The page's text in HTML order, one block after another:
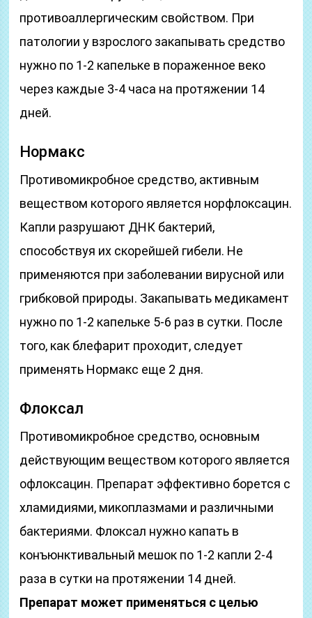
противоаллергическим свойством. При
патологии у взрослого закапывать средство
нужно по 1-2 капельке в пораженное веко
через каждые 3-4 часа на протяжении 14
дней.
Нормакс
Противомикробное средство, активным
веществом которого является норфлоксацин.
Капли разрушают ДНК бактерий,
способствуя их скорейшей гибели. Не
применяются при заболевании вирусной или
грибковой природы. Закапывать медикамент
нужно по 1-2 капельке 5-6 раз в сутки. После
того, как блефарит проходит, следует
применять Нормакс еще 2 дня.
Флоксал
Противомикробное средство, основным
действующим веществом которого является
офлоксацин. Препарат эффективно борется с
хламидиями, микоплазмами и различными
бактериями. Флоксал нужно капать в
конъюнктивальный мешок по 1-2 капли 2-4
раза в сутки на протяжении 14 дней.
Препарат может применяться с целью